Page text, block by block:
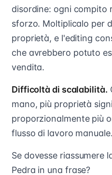
disordine: ogni compito
sforzo. Moltiplicalo per
proprietà, e l'editing
che avrebbero potuto
vendita.
Difficoltà di scalabilità.
mano, più proprietà
proporzionalmente più
flusso di lavoro manuale.
Se dovesse riassumere
Pedra in una frase?